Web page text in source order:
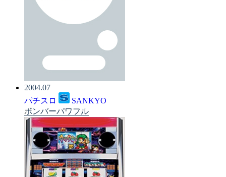
2004.07
パチスロ
SANKYO
ボンバーパワフル